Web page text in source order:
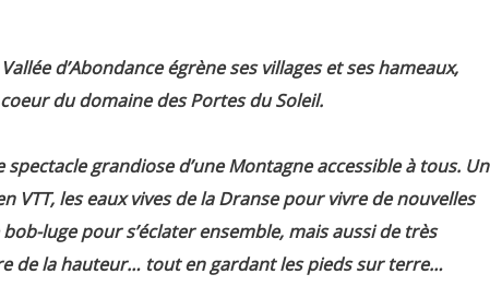
d’Abondance égrène ses villages et ses hameaux,
du domaine des Portes du Soleil.
grandiose d’une Montagne accessible à tous. Un
VTT, les eaux vives de la Dranse pour vivre de nouvelles
luge pour s’éclater ensemble, mais aussi de très
de la hauteur… tout en gardant les pieds sur terre…